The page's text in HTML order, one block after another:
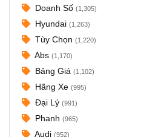
Doanh Số (1,305)
Hyundai (1,263)
Tùy Chọn (1,220)
Abs (1,170)
Bảng Giá (1,102)
Hãng Xe (995)
Đại Lý (991)
Phanh (965)
Audi (952)